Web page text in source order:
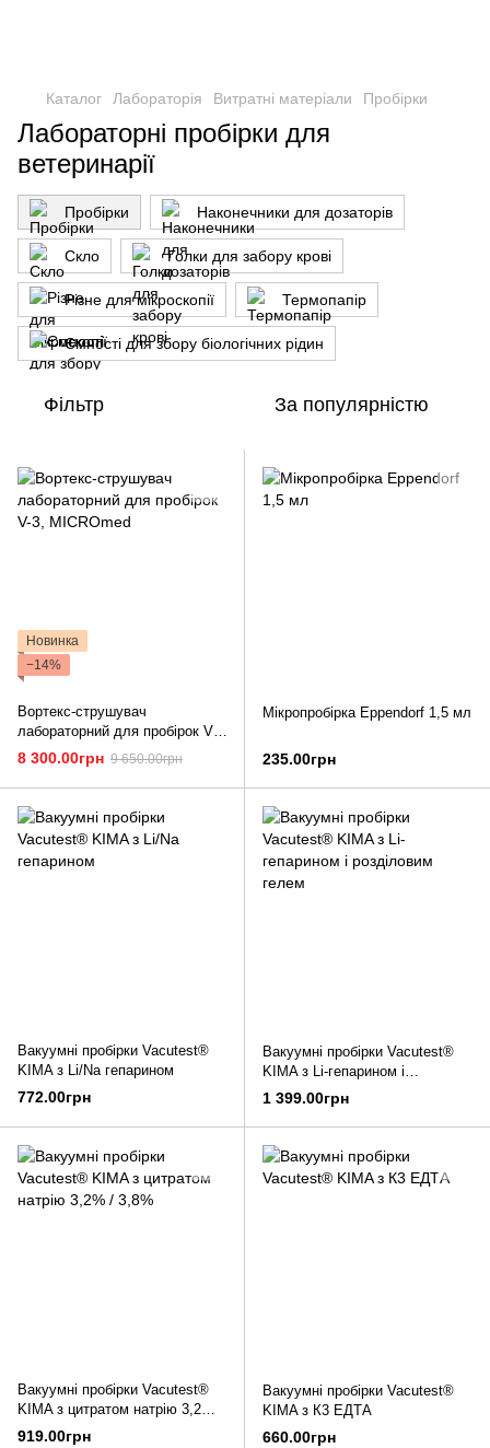
Каталог Лабораторія Витратні матеріали Пробірки
Лабораторні пробірки для
ветеринарії
Пробірки Наконечники для дозаторів
Скло Голки для забору крові
Різне для мікроскопії Термопапір
Ємності для збору біологічних рідин
Фільтр За популярністю
Новинка
−14%
Вортекс-струшувач
лабораторний для пробірок V-
3, MICROmed
8 300.00грн 9 650.00грн
Мікропробірка Eppendorf 1,5 мл
235.00грн
Вакуумні пробірки Vacutest®
KIMA з Li/Na гепарином
772.00грн
Вакуумні пробірки Vacutest®
KIMA з Li-гепарином і
розділовим гелем
1 399.00грн
Вакуумні пробірки Vacutest®
KIMA з цитратом натрію 3,2% /
3,8%
919.00грн
Вакуумні пробірки Vacutest®
KIMA з К3 ЕДТА
660.00грн